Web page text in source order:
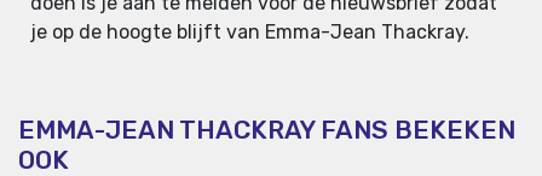
je op de hoogte blijft van Emma-Jean Thackray.
EMMA-JEAN THACKRAY FANS BEKEKEN
OOK